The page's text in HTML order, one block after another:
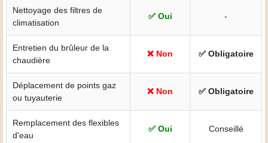
Nettoyage des filtres de
climatisation
✅ Oui -
Entretien du brûleur de la
chaudière
❌ Non ✅ Obligatoire
Déplacement de points gaz
ou tuyauterie
❌ Non ✅ Obligatoire
Remplacement des flexibles
d'eau
✅ Oui Conseillé